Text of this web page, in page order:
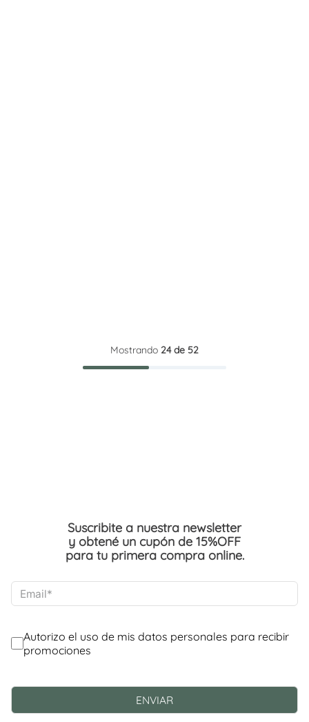
Mostrando 24 de 52
Suscribite a nuestra newsletter
y obtené un cupón de 15%OFF
para tu primera compra online.